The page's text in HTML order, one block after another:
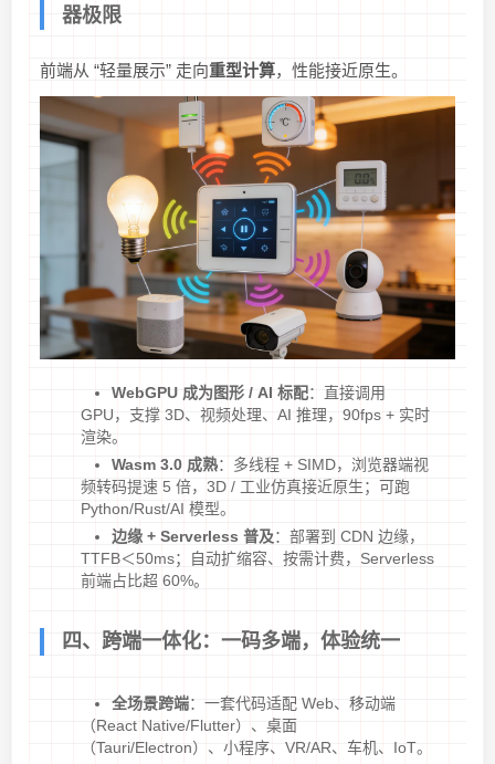
器极限
前端从 “轻量展示” 走向重型计算，性能接近原生。
WebGPU 成为图形 / AI 标配：直接调用
GPU，支撑 3D、视频处理、AI 推理，90fps + 实时
渲染。
Wasm 3.0 成熟：多线程 + SIMD，浏览器端视
频转码提速 5 倍，3D / 工业仿真接近原生；可跑
Python/Rust/AI 模型。
边缘 + Serverless 普及：部署到 CDN 边缘，
TTFB＜50ms；自动扩缩容、按需计费，Serverless
前端占比超 60%。
四、跨端一体化：一码多端，体验统一
全场景跨端：一套代码适配 Web、移动端
（React Native/Flutter）、桌面
（Tauri/Electron）、小程序、VR/AR、车机、IoT。